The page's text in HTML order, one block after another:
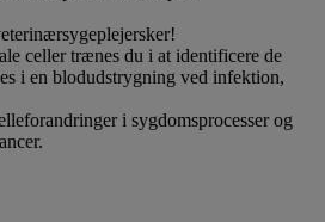
celler trænes du i at identificere de
i en blodudstrygning ved infektion,
i sygdomsprocesser og